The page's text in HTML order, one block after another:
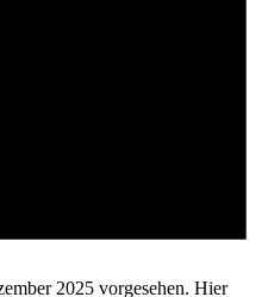
2025 vorgesehen. Hier